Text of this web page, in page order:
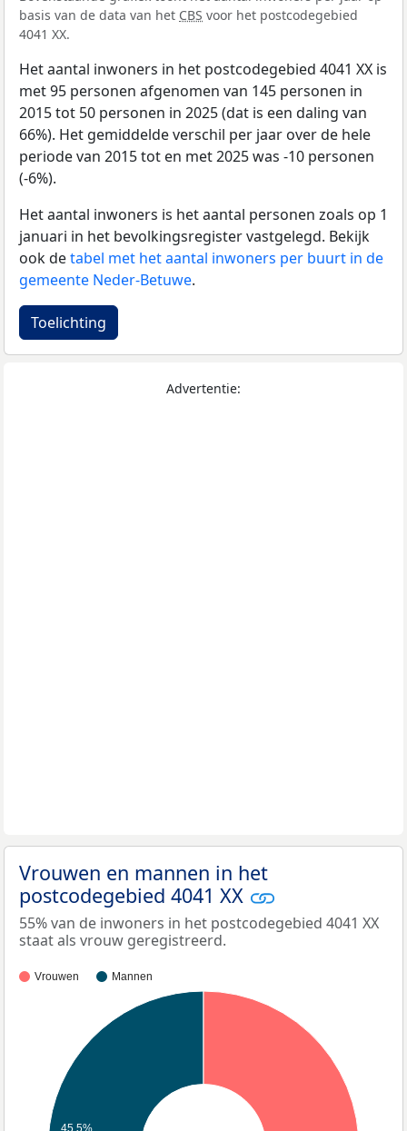
basis van de data van het CBS voor het postcodegebied
4041 XX.
Het aantal inwoners in het postcodegebied 4041 XX is
met 95 personen afgenomen van 145 personen in
2015 tot 50 personen in 2025 (dat is een daling van
66%). Het gemiddelde verschil per jaar over de hele
periode van 2015 tot en met 2025 was -10 personen
(-6%).
Het aantal inwoners is het aantal personen zoals op 1
januari in het bevolkingsregister vastgelegd. Bekijk
ook detabel met het aantal inwoners per buurt in de
gemeente Neder-Betuwe.
Toelichting
Advertentie:
Vrouwen en mannen in het
postcodegebied 4041 XX
55% van de inwoners in het postcodegebied 4041 XX
staat als vrouw geregistreerd.
Vrouwen Mannen